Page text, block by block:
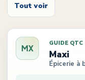
Tout voir
MX GUIDE QTC
Maxi
Épicerie à